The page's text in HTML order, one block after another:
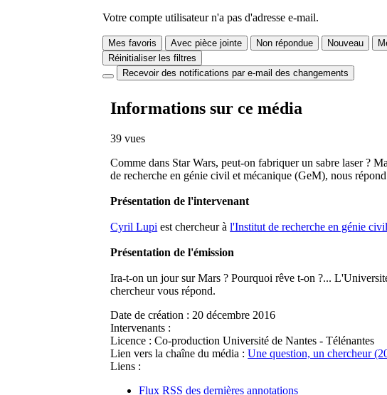
Votre compte utilisateur n'a pas d'adresse e-mail.
Mes favoris Avec pièce jointe Non répondue Nouveau
Réinitialiser les filtres
Recevoir des notifications par e-mail des changements
Informations sur ce média
39 vues
Comme dans Star Wars, peut-on fabriquer un sabre laser ?
de recherche en génie civil et mécanique (GeM), nous
Présentation de l'intervenant
Cyril Lupi est chercheur àl'Institut de recherche en génie
Présentation de l'émission
Ira-t-on un jour sur Mars ? Pourquoi rêve t-on ?...
chercheur vous répond.
Date de création : 20 décembre 2016
Intervenants :
Licence : Co-production Université de Nantes - Télénantes
Lien vers la chaîne du média : Une question, un chercheur
Liens :
Flux RSS des dernières annotations